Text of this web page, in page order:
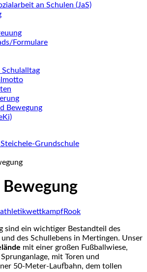
an Schulen (JaS)
Formulare
Schulalltag
Bewegung
Grundschule
Rook
sind ein wichtiger Bestandteil des
des Schullebens in Mertingen. Unser
mit einer großen Fußballwiese,
mit Toren und
50-Meter-Laufbahn, dem tollen